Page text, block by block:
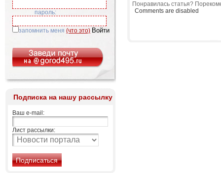
пароль:
запомнить меня (что это)
Подписка на нашу рассылку
Ваш e-mail:
Лист рассылки:
Понравилась статья?
Comments are disabled